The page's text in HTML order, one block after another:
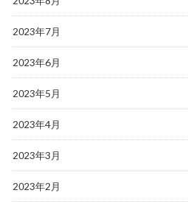
2023年7月
2023年6月
2023年5月
2023年4月
2023年3月
2023年2月